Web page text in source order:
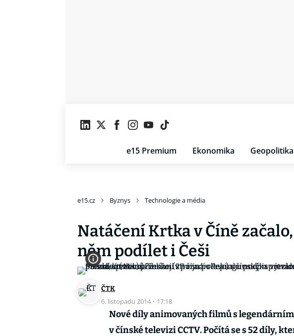
e15 Premium Ekonomika Geopolitika
e15.cz Byznys Technologie a média
Natáčení Krtka v Číně
něm podílet i Češi
ČTK
6. listopadu 2014 · 17:18
Nové díly animovaných filmů s
v čínské televizi CCTV. Počítá se s 52 díly,